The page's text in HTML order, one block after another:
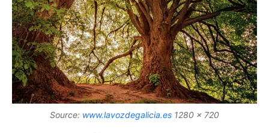
Source: www.lavozdegalicia.es 1280 x 720